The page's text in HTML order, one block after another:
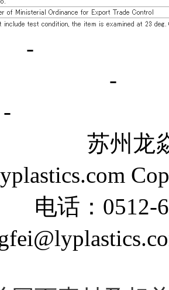
-
-
焱塑胶
0512-